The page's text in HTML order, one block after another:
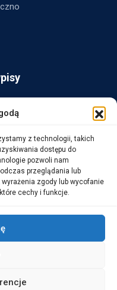
z technologii, takich
dostępu do
pozwoli nam
przeglądania lub
zgody lub wycofanie
cechy i funkcje.
2025
– Automatyzacja i
Logistycznych